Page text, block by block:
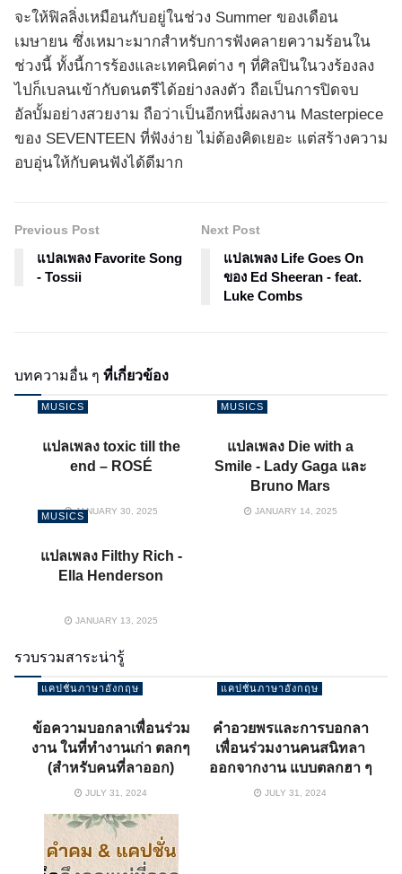
จะให้ฟิลลิ่งเหมือนกับอยู่ในช่วง Summer ของเดือน
เมษายน ซึ่งเหมาะมากสำหรับการฟังคลายความร้อนใน
ช่วงนี้ ทั้งนี้การร้องและเทคนิคต่าง ๆ ที่ศิลปินในวงร้องลง
ไปก็เบลนเข้ากับดนตรีได้อย่างลงตัว ถือเป็นการปิดจบ
อัลบั้มอย่างสวยงาม ถือว่าเป็นอีกหนึ่งผลงาน Masterpiece
ของ SEVENTEEN ที่ฟังง่าย ไม่ต้องคิดเยอะ แต่สร้างความ
อบอุ่นให้กับคนฟังได้ดีมาก
Previous Post
แปลเพลง Favorite Song
- Tossii
Next Post
แปลเพลง Life Goes On
ของ Ed Sheeran - feat.
Luke Combs
บทความอื่น ๆ ที่เกี่ยวข้อง
MUSICS
แปลเพลง toxic till the
end – ROSÉ
JANUARY 30, 2025
MUSICS
แปลเพลง Die with a
Smile - Lady Gaga และ
Bruno Mars
JANUARY 14, 2025
MUSICS
แปลเพลง Filthy Rich -
Ella Henderson
JANUARY 13, 2025
รวบรวมสาระน่ารู้
แคปชั่นภาษาอังกฤษ
ข้อความบอกลาเพื่อนร่วม
งาน ในที่ทำงานเก่า ตลกๆ
(สำหรับคนที่ลาออก)
JULY 31, 2024
แคปชั่นภาษาอังกฤษ
คำอวยพรและการบอกลา
เพื่อนร่วมงานคนสนิทลา
ออกจากงาน แบบตลกฮา ๆ
JULY 31, 2024